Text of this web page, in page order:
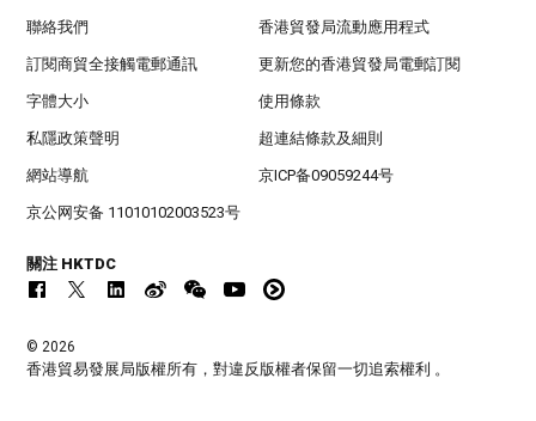
聯絡我們 香港貿發局流動應用程式
訂閱商貿全接觸電郵通訊 更新您的香港貿發局電郵訂閱
字體大小 使用條款
私隱政策聲明 超連結條款及細則
網站導航 京ICP备09059244号
京公网安备 11010102003523号
關注 HKTDC
© 2026
香港貿易發展局版權所有，對違反版權者保留一切追索權利 。